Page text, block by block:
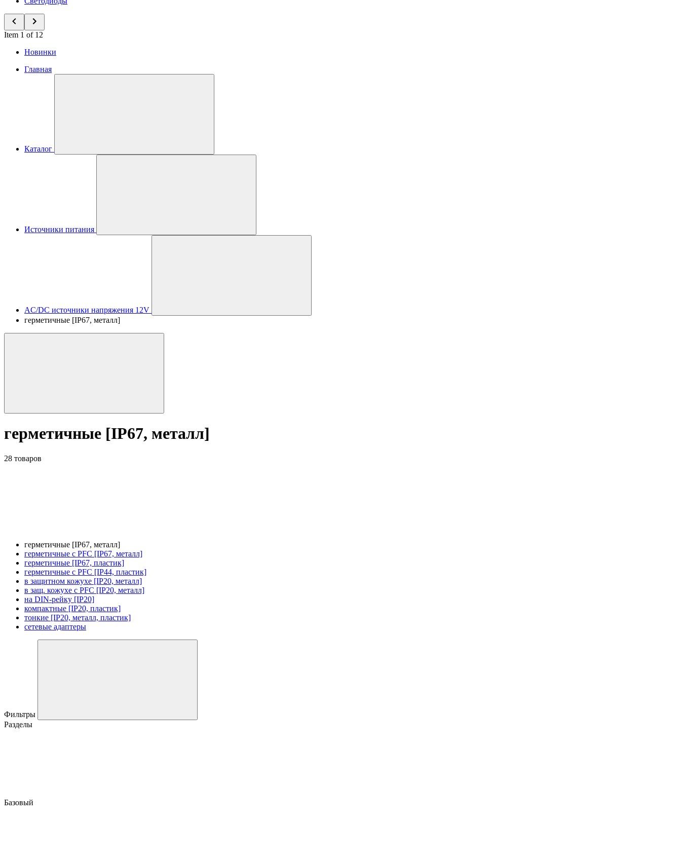
Item 1 of 12
Новинки
Главная
Каталог
Источники питания
AC/DC источники напряжения 12V
герметичные [IP67, металл]
герметичные [IP67, металл]
28 товаров
герметичные [IP67, металл]
герметичные с PFC [IP67, металл]
герметичные [IP67, пластик]
герметичные с PFC [IP44, пластик]
в защитном кожухе [IP20, металл]
в защ. кожухе с PFC [IP20, металл]
на DIN-рейку [IP20]
компактные [IP20, пластик]
тонкие [IP20, металл, пластик]
сетевые адаптеры
Фильтры
Разделы
Базовый